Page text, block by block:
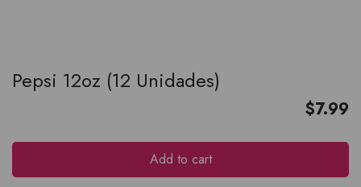
Pepsi 12oz (12 Unidades)
$7.99
Add to cart